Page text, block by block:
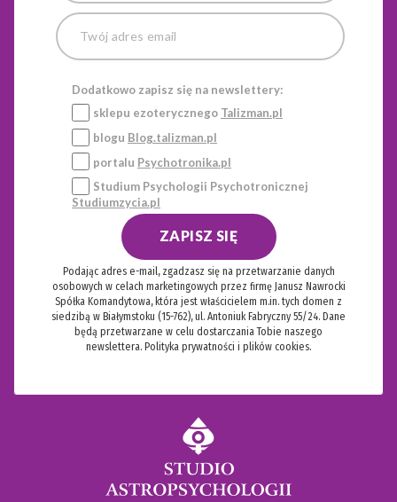
Dodatkowo zapisz się na newslettery:
sklepu ezoterycznego Talizman.pl
blogu Blog.talizman.pl
portalu Psychotronika.pl
Studium Psychologii Psychotronicznej
Studiumzycia.pl
ZAPISZ SIĘ
Podając adres e-mail, zgadzasz się na przetwarzanie danych
osobowych w celach marketingowych przez firmę Janusz Nawrocki
Spółka Komandytowa, która jest właścicielem m.in. tych domen z
siedzibą w Białymstoku (15-762), ul. Antoniuk Fabryczny 55/24. Dane
będą przetwarzane w celu dostarczania Tobie naszego
newslettera. Polityka prywatności i plików cookies.